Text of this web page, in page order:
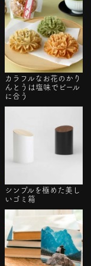
カラフルなお花のかり
んとうは塩味でビール
に合う
シンプルを極めた美し
いゴミ箱